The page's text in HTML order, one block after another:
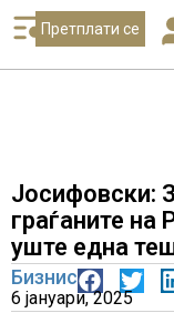
Претплати се
Јосифовски:
граѓаните
уште една
Бизнис
6 јануари, 2025